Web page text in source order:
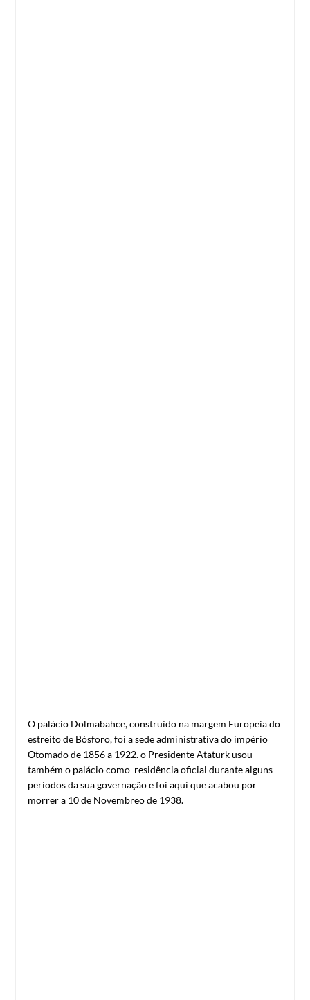
O palácio Dolmabahce, construído na margem Europeia do
estreito de Bósforo, foi a sede administrativa do império
Otomado de 1856 a 1922. o Presidente Ataturk usou
também o palácio como residência oficial durante alguns
períodos da sua governação e foi aqui que acabou por
morrer a 10 de Novembreo de 1938.